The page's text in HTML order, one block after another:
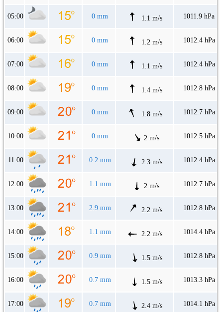
05:00 0 mm 1.1 m/s 1011.9 hPa
06:00 0 mm 1.2 m/s 1012.4 hPa
07:00 0 mm 1.1 m/s 1012.4 hPa
08:00 0 mm 1.4 m/s 1012.8 hPa
09:00 0 mm 1.8 m/s 1012.7 hPa
10:00 0 mm 2 m/s 1012.5 hPa
11:00 0.2 mm 2.3 m/s 1012.4 hPa
12:00 1.1 mm 2 m/s 1012.7 hPa
13:00 2.9 mm 2.2 m/s 1012.8 hPa
14:00 1.1 mm 2.2 m/s 1014.4 hPa
15:00 0.9 mm 1.5 m/s 1012.8 hPa
16:00 0.7 mm 1.5 m/s 1013.3 hPa
17:00 0.7 mm 2.4 m/s 1014.1 hPa